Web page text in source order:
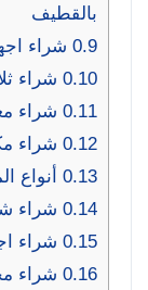
بالقطيف
0.9 شراء
0.10 شراء
0.11 شراء
0.12 شراء
0.13 أنواع
0.14 شراء
0.15 شراء
0.16 شراء